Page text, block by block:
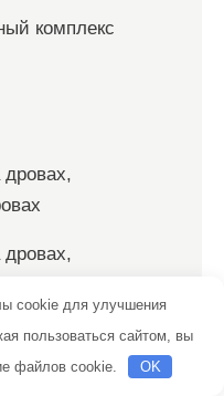
комплекс
cookie для улучшения
пользоваться сайтом, вы
файлов cookie.
OK